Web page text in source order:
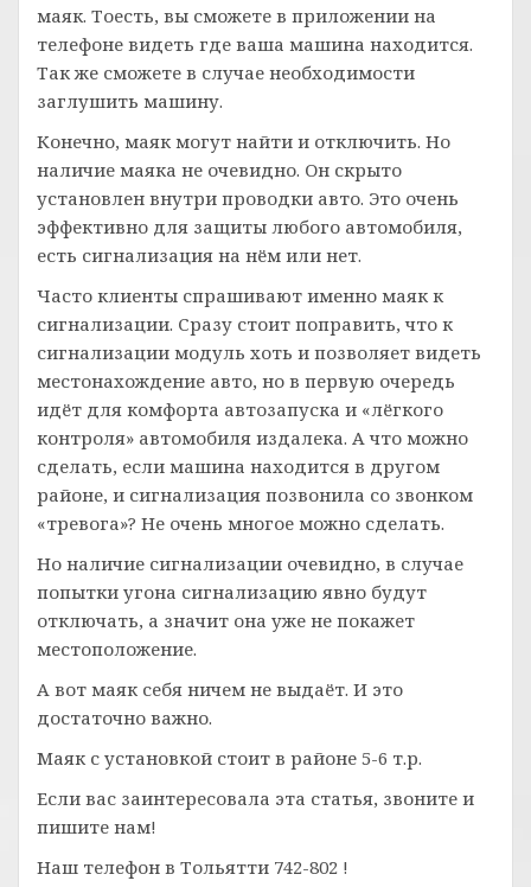
маяк. Тоесть, вы сможете в приложении на
телефоне видеть где ваша машина находится.
Так же сможете в случае необходимости
заглушить машину.
Конечно, маяк могут найти и отключить. Но
наличие маяка не очевидно. Он скрыто
установлен внутри проводки авто. Это очень
эффективно для защиты любого автомобиля,
есть сигнализация на нём или нет.
Часто клиенты спрашивают именно маяк к
сигнализации. Сразу стоит поправить, что к
сигнализации модуль хоть и позволяет видеть
местонахождение авто, но в первую очередь
идёт для комфорта автозапуска и «лёгкого
контроля» автомобиля издалека. А что можно
сделать, если машина находится в другом
районе, и сигнализация позвонила со звонком
«тревога»? Не очень многое можно сделать.
Но наличие сигнализации очевидно, в случае
попытки угона сигнализацию явно будут
отключать, а значит она уже не покажет
местоположение.
А вот маяк себя ничем не выдаёт. И это
достаточно важно.
Маяк с установкой стоит в районе 5-6 т.р.
Если вас заинтересовала эта статья, звоните и
пишите нам!
Наш телефон в Тольятти 742-802 !